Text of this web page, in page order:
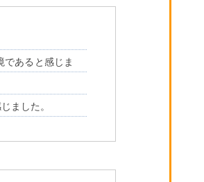
あると感じま
ました。